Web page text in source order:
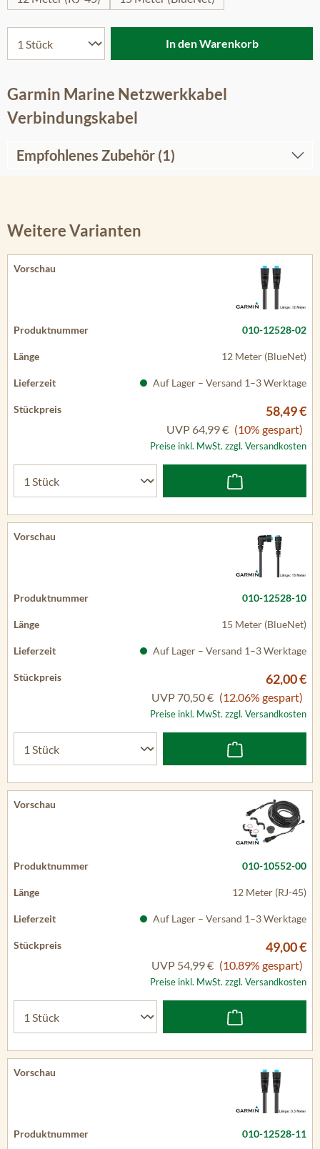
In den Warenkorb
Garmin Marine Netzwerkkabel
Verbindungskabel
Empfohlenes Zubehör (1)
Weitere Varianten
010-12528-02
12 Meter (BlueNet)
Auf Lager – Versand 1–3 Werktage
58,49 €
UVP 64,99 € (10% gespart)
Preise inkl. MwSt. zzgl. Versandkosten
010-12528-10
15 Meter (BlueNet)
Auf Lager – Versand 1–3 Werktage
62,00 €
UVP 70,50 € (12.06% gespart)
Preise inkl. MwSt. zzgl. Versandkosten
010-10552-00
12 Meter (RJ-45)
Auf Lager – Versand 1–3 Werktage
49,00 €
UVP 54,99 € (10.89% gespart)
Preise inkl. MwSt. zzgl. Versandkosten
010-12528-11